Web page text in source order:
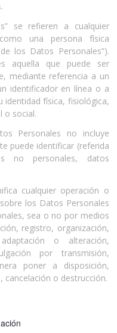
se refieren a cualquier
una persona física
los Datos Personales”).
aquella que puede ser
mediante referencia a un
identificador en línea o a
física, fisiológica,
o social.
Personales no incluye
puede identificar (referida
no personales, datos
cualquier operación o
los Datos Personales
sea o no por medios
registro, organización,
o alteración,
por transmisión,
poner a disposición,
cancelación o destrucción.